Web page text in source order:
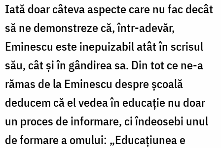
Iată doar câteva aspecte care nu fac decât
să ne demonstreze că, într-adevăr,
Eminescu este inepuizabil atât în scrisul
său, cât și în gândirea sa. Din tot ce ne-a
rămas de la Eminescu despre școală
deducem că el vedea în educație nu doar
un proces de informare, ci îndeosebi unul
de formare a omului: „Educațiunea e